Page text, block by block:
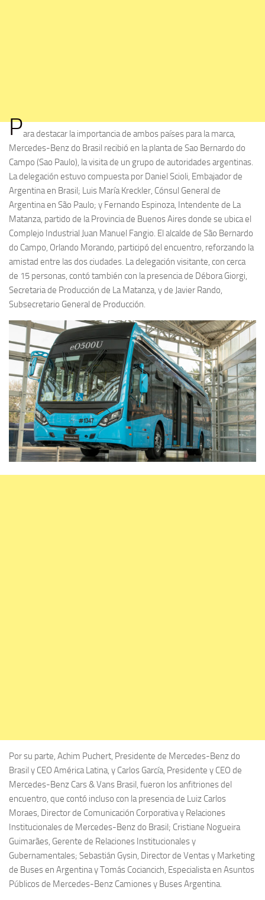
Para destacar la importancia de ambos países para la marca,
Mercedes-Benz do Brasil recibió en la planta de Sao Bernardo do
Campo (Sao Paulo), la visita de un grupo de autoridades argentinas.
La delegación estuvo compuesta por Daniel Scioli, Embajador de
Argentina en Brasil; Luis María Kreckler, Cónsul General de
Argentina en São Paulo; y Fernando Espinoza, Intendente de La
Matanza, partido de la Provincia de Buenos Aires donde se ubica el
Complejo Industrial Juan Manuel Fangio. El alcalde de São Bernardo
do Campo, Orlando Morando, participó del encuentro, reforzando la
amistad entre las dos ciudades. La delegación visitante, con cerca
de 15 personas, contó también con la presencia de Débora Giorgi,
Secretaria de Producción de La Matanza, y de Javier Rando,
Subsecretario General de Producción.
Por su parte, Achim Puchert, Presidente de Mercedes-Benz do
Brasil y CEO América Latina, y Carlos García, Presidente y CEO de
Mercedes-Benz Cars & Vans Brasil, fueron los anfitriones del
encuentro, que contó incluso con la presencia de Luiz Carlos
Moraes, Director de Comunicación Corporativa y Relaciones
Institucionales de Mercedes-Benz do Brasil; Cristiane Nogueira
Guimarães, Gerente de Relaciones Institucionales y
Gubernamentales; Sebastián Gysin, Director de Ventas y Marketing
de Buses en Argentina y Tomás Cociancich, Especialista en Asuntos
Públicos de Mercedes-Benz Camiones y Buses Argentina.